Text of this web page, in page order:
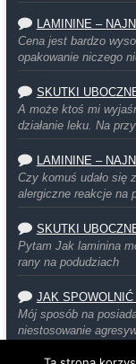
LAMININE –
Cena jest bardzo
opakowanie niczego
SKUTKI
A może ktoś mi
działanie leku. Na
LAMININE –
Czy komuś udało się
alergiczne reakcje na
SKUTKI
Pytam Jak laminina
rany na podudziach
JAK
Mój sposób na
niestosowanie